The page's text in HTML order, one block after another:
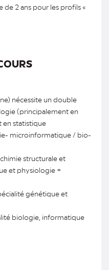
de 2 ans pour les profils «
nécessite un double
(principalement en
statistique
microinformatique / bio-
structurale et
et physiologie +
génétique et
biologie, informatique